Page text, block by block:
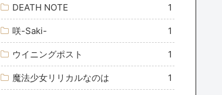
DEATH NOTE 1
咲-Saki- 1
ウイニングポスト 1
魔法少女リリカルなのは 1